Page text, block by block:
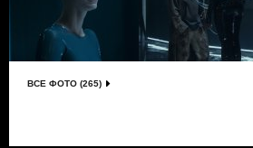
ВСЕ ФОТО (265)